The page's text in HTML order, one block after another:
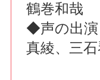
鶴巻和哉
◆声の出演
真綾、三